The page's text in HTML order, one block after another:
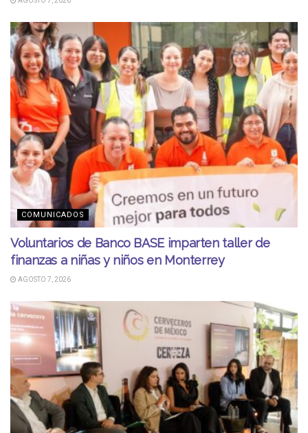
COMUNICADOS
Voluntarios de Banco BASE imparten taller de
finanzas a niñas y niños en Monterrey
AGOSTO 7, 2026